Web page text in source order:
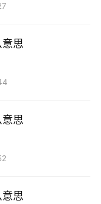
常被视为“避险
电子和太阳能产业
和高端珠宝。
，通常指的是在
交易平台进行的
易，并从中获得
思
思
思